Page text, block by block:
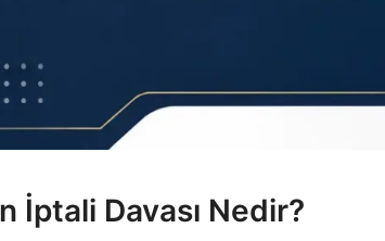
İptali Davası Nedir?